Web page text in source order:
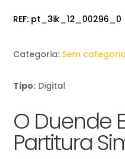
REF: pt_3ik_12_00296_0
Categoria: Sem categoria
Tipo: Digital
O Duende
Partitura